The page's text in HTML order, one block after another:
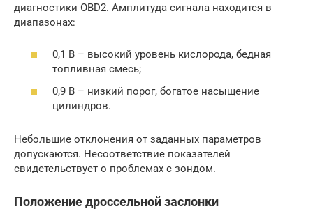
диагностики OBD2. Амплитуда сигнала находится в
диапазонах:
0,1 В – высокий уровень кислорода, бедная
топливная смесь;
0,9 В – низкий порог, богатое насыщение
цилиндров.
Небольшие отклонения от заданных параметров
допускаются. Несоответствие показателей
свидетельствует о проблемах с зондом.
Положение дроссельной заслонки